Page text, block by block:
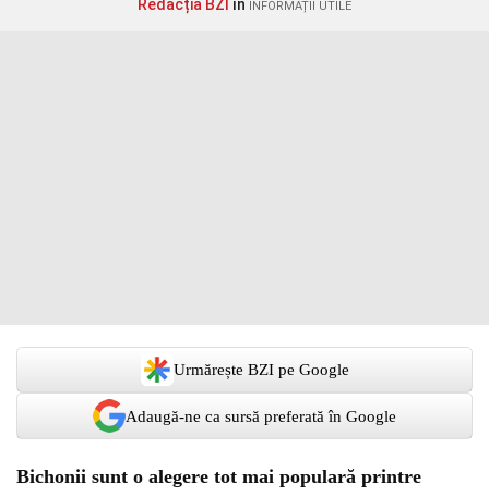
Redacția BZI în INFORMAȚII UTILE
Urmărește BZI pe Google
Adaugă-ne ca sursă preferată în Google
Bichonii sunt o alegere tot mai populară printre